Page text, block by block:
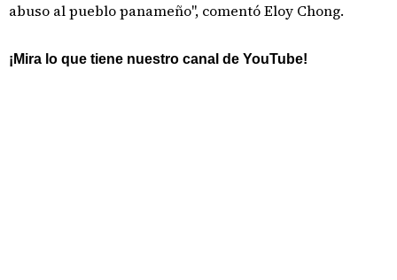
abuso al pueblo panameño", comentó Eloy Chong.
¡Mira lo que tiene nuestro canal de YouTube!